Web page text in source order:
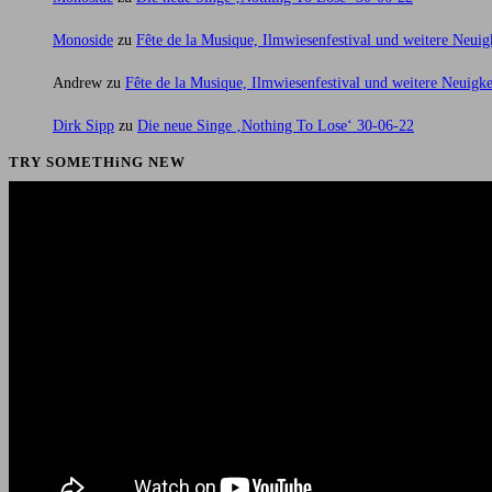
Monoside zu Fête de la Musique, Ilmwiesenfestival und weitere
Andrew zu Fête de la Musique, Ilmwiesenfestival und weitere
Dirk Sipp zu Die neue Singe ‚Nothing To Lose‘ 30-06-22
TRY SOMETHiNG NEW